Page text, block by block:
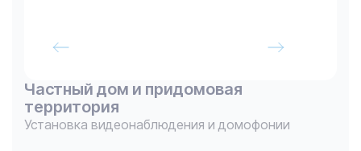
Частный дом и придомовая
территория
Установка видеонаблюдения и домофонии